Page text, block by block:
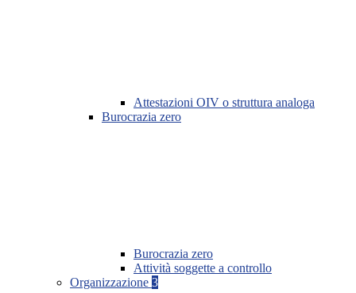
Attestazioni OIV o struttura analoga
Burocrazia zero
Burocrazia zero
Attività soggette a controllo
Organizzazione 3